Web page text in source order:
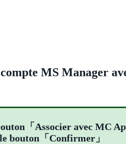
MS Manager
「Associer avec MC
bouton「Confirmer」